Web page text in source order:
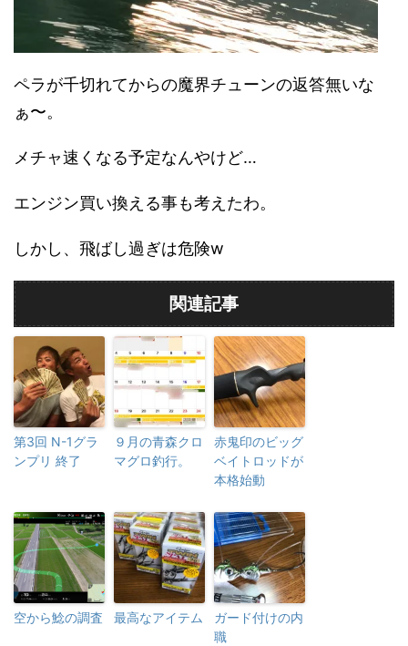
ペラが千切れてからの魔界チューンの返答無いな
ぁ〜。
メチャ速くなる予定なんやけど…
エンジン買い換える事も考えたわ。
しかし、飛ばし過ぎは危険w
関連記事
第3回 N-1グラ
ンプリ 終了
９月の青森クロ
マグロ釣行。
赤鬼印のビッグ
ベイトロッドが
本格始動
空から鯰の調査 最高なアイテム
ガード付けの内
職